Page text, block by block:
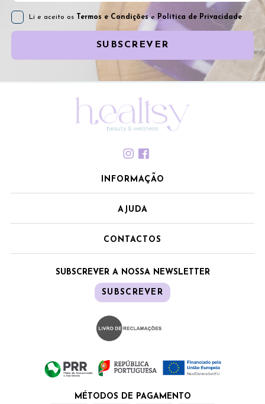
Li e aceito os Termos e Condiçõese Política de Privacidade
SUBSCREVER
INFORMAÇÃO
AJUDA
CONTACTOS
SUBSCREVER A NOSSA NEWSLETTER
SUBSCREVER
MÉTODOS DE PAGAMENTO